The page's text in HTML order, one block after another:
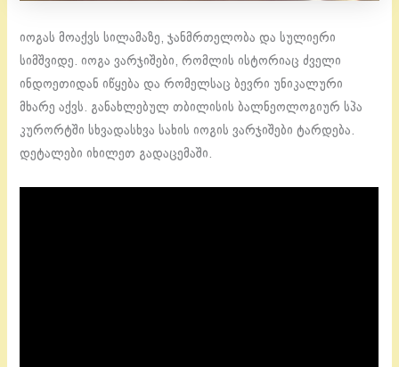
იოგას მოაქვს სილამაზე, ჯანმრთელობა და სულიერი
სიმშვიდე. იოგა ვარჯიშები, რომლის ისტორიაც ძველი
ინდოეთიდან იწყება და რომელსაც ბევრი უნიკალური
მხარე აქვს. განახლებულ თბილისის ბალნეოლოგიურ სპა
კურორტში სხვადასხვა სახის იოგის ვარჯიშები ტარდება.
დეტალები იხილეთ გადაცემაში.